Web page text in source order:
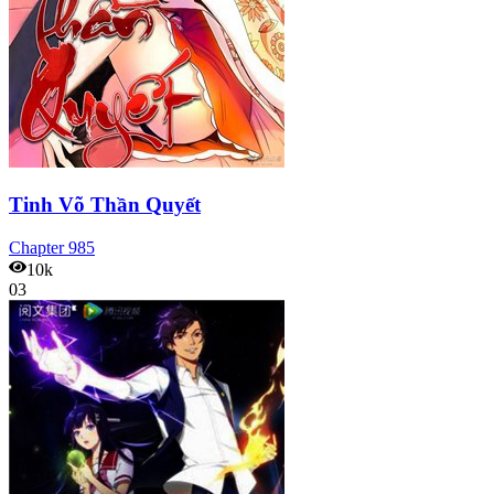
Tinh Võ Thần Quyết
Chapter985
10k
03